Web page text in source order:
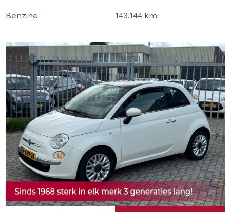
Benzine 143.144 km